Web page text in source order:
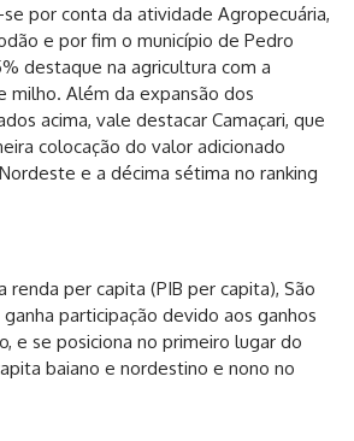
por conta da atividade Agropecuária,
e por fim o município de Pedro
destaque na agricultura com a
milho. Além da expansão dos
acima, vale destacar Camaçari, que
colocação do valor adicionado
e a décima sétima no ranking
renda per capita (PIB per capita), São
ganha participação devido aos ganhos
e se posiciona no primeiro lugar do
baiano e nordestino e nono no